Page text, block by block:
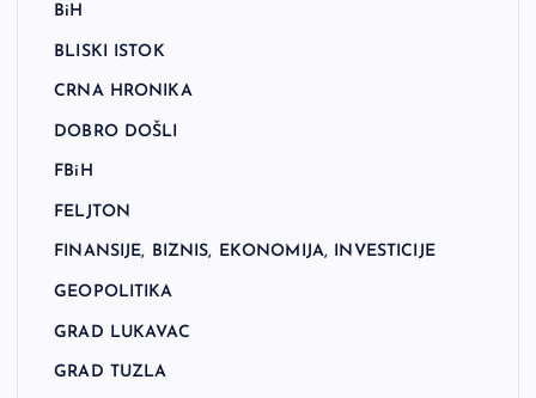
BiH
BLISKI ISTOK
CRNA HRONIKA
DOBRO DOŠLI
FBiH
FELJTON
FINANSIJE, BIZNIS, EKONOMIJA, INVESTICIJE
GEOPOLITIKA
GRAD LUKAVAC
GRAD TUZLA